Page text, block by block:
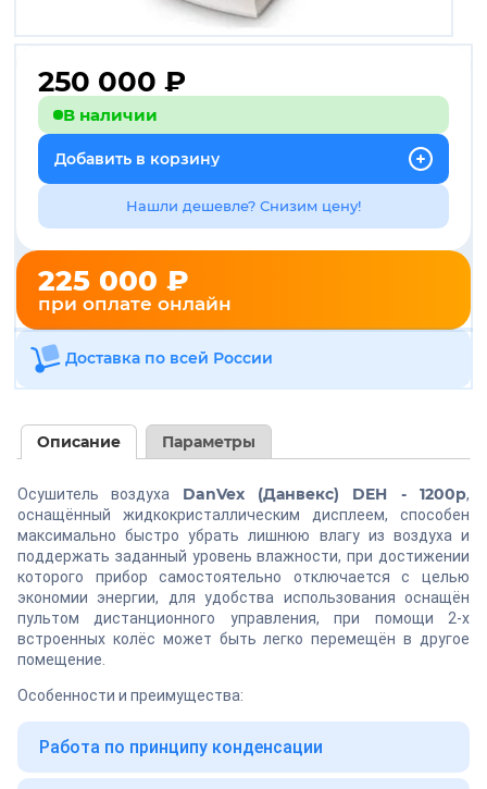
250 000 ₽
В наличии
Добавить в корзину
Нашли дешевле? Снизим цену!
225 000 ₽
при оплате онлайн
Доставка по всей России
Описание Параметры
Осушитель воздуха DanVex (Данвекс) DEH - 1200p,
оснащённый жидкокристаллическим дисплеем, способен
максимально быстро убрать лишнюю влагу из воздуха и
поддержать заданный уровень влажности, при достижении
которого прибор самостоятельно отключается с целью
экономии энергии, для удобства использования оснащён
пультом дистанционного управления, при помощи 2-х
встроенных колёс может быть легко перемещён в другое
помещение.
Особенности и преимущества:
Работа по принципу конденсации